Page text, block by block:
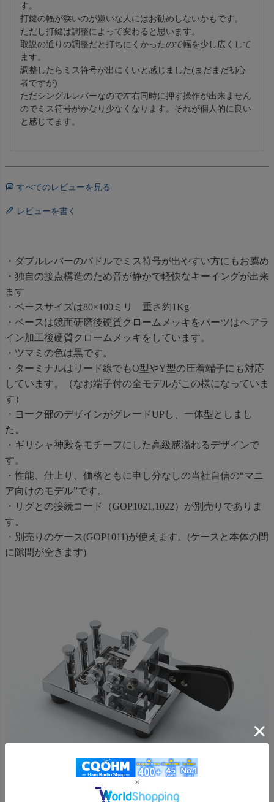
す。
打鍵の幅が狭いのが嫌いな人にはお勧めしないかもです。
ただし打鍵は調整によって変わると思います。
取説の通りの調整だと打ちにくかったので幅を少し広くして
ます。
調整したらミス符号が出にくいと感じました(まだまだ初心
者ですが)
ただシングルレバーなので左右同時に押す操作が出来ません
のでミス符号がかなり少なくなります。それが個人的に良い
と感じてます。
すべてのレビューを見る
レビューを書く
・ダブルレバーのパドルでミス符号が出やすい方にもお薦め
・独自の接点構造のため音が静かで軽快なキーイングが出来
ます
・ベースサイズは80×100ミリ 重さ約1Kg
・ベースは鏡面研磨後硬質クロームメッキをパーツはヘアラ
イン加工後硬質クロームメッキをしています。
・ツマミの色は黒です。
・ターミナルはリード線でもO型やY型の圧着端子にも対応
しています。（なお端子付の全モデルがこの様になっていま
す）
・ヨーク部のデザインがグレードUPし、一体型としまし
た。
・ギリシャ神殿をモチーフにした高級感溢れるデザインで
す。
・性能、仕上り、価格ともに申し分なしの当社自信の“マニ
ア向けのモデル”です。
・リグとの接続コード（GOP1021,1022）が別売りでありま
す。
・別売りのケース(GOP1011)が使えます。(ケースと本体の間
に隙間が空きます)